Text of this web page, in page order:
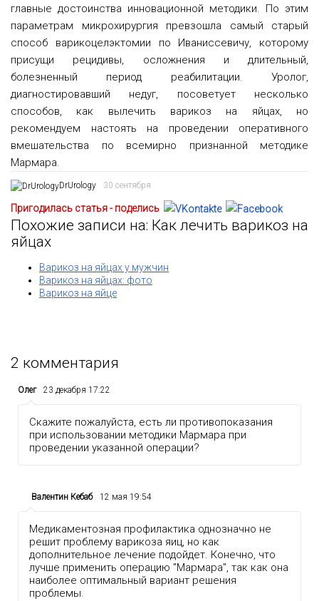
главные достоинства инновационной методики. По этим
параметрам микрохирургия превзошла самый старый
способ варикоцелэктомии по Иваниссевичу, которому
присущи рецидивы, осложнения и длительный,
болезненный период реабилитации. Уролог,
диагностировавший недуг, посоветует несколько
способов, как вылечить варикоз на яйцах, но
рекомендуем настоять на проведении оперативного
вмешательства по всемирно признанной методике
Мармара.
DrUrology 30 сентября
Пригодилась статья - поделись
Похожие записи на: Как лечить варикоз на
яйцах
Варикоз на яйцах у мужчин
Варикоз на яйцах: фото
Варикоз на яйце
2 комментария
Олег 23 декабря 17:22
Скажите пожалуйста, есть ли противопоказания
при использовании методики Мармара при
проведении указанной операции?
Валентин Кебаб 12 мая 19:54
Медикаментозная профилактика однозначно не
решит проблему варикоза яиц, но как
дополнительное лечение подойдет. Конечно, что
лучше применить операцию "Мармара", так как она
наиболее оптимальный вариант решения
проблемы.